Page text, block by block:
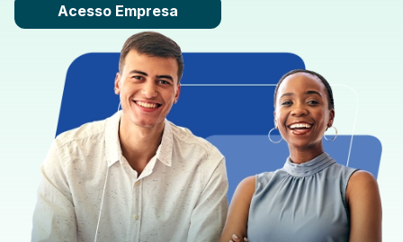
Acesso Empresa